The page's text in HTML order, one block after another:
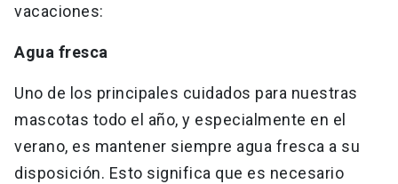
vacaciones:
Agua fresca
Uno de los principales cuidados para nuestras
mascotas todo el año, y especialmente en el
verano, es mantener siempre agua fresca a su
disposición. Esto significa que es necesario